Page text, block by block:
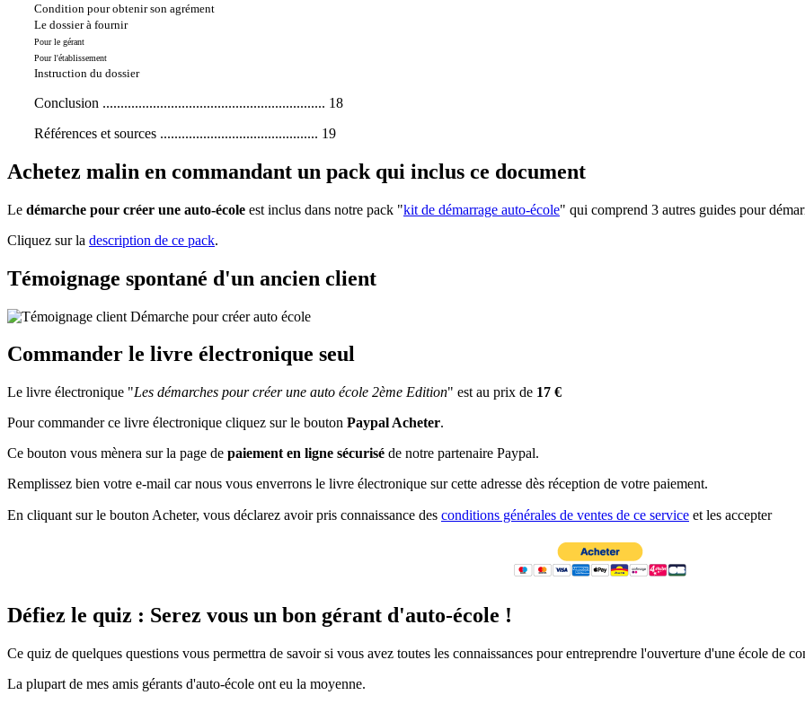
Condition pour obtenir son agrément
Le dossier à fournir
Pour le gérant
Pour l'établissement
Instruction du dossier
Conclusion .............................................................. 18
Références et sources ............................................ 19
Achetez malin en commandant un pack qui inclus ce document
Le démarche pour créer une auto-école est inclus dans notre pack "kit de démarrage auto-école" qui comprend 3 autres guides pour
Cliquez sur la description de ce pack.
Témoignage spontané d'un ancien client
Commander le livre électronique seul
Le livre électronique "Les démarches pour créer une auto école 2ème Edition" est au prix de 17 €
Pour commander ce livre électronique cliquez sur le bouton Paypal Acheter.
Ce bouton vous mènera sur la page de paiement en ligne sécurisé de notre partenaire Paypal.
Remplissez bien votre e-mail car nous vous enverrons le livre électronique sur cette adresse dès réception de votre paiement.
En cliquant sur le bouton Acheter, vous déclarez avoir pris connaissance des conditions générales de ventes de ce service et les accepter
Défiez le quiz : Serez vous un bon gérant d'auto-école !
Ce quiz de quelques questions vous permettra de savoir si vous avez toutes les connaissances pour entreprendre l'ouverture d'une école de
La plupart de mes amis gérants d'auto-école ont eu la moyenne.